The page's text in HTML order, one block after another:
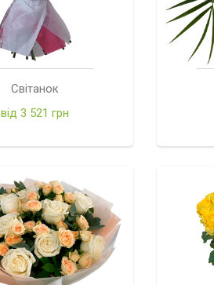
Світанок
від 3 521 грн